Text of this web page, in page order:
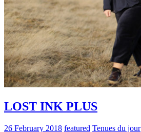
LOST INK PLUS
26 February 2018 featured Tenues du jour